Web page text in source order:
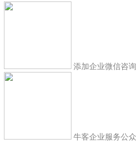
添加企业微信咨询
牛客企业服务公